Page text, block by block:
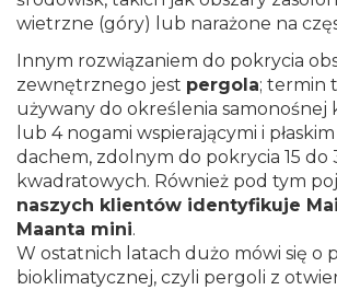
wietrzne (góry) lub narażone na
Innym rozwiązaniem do pokrycia
zewnętrznego jest pergola; termin
używany do określenia samonośnej
lub 4 nogami wspierającymi i
dachem, zdolnym do pokrycia 15
kwadratowych. Również pod tym
naszych klientów identyfikuje
Maanta mini.
W ostatnich latach dużo mówi się o
bioklimatycznej, czyli pergoli z